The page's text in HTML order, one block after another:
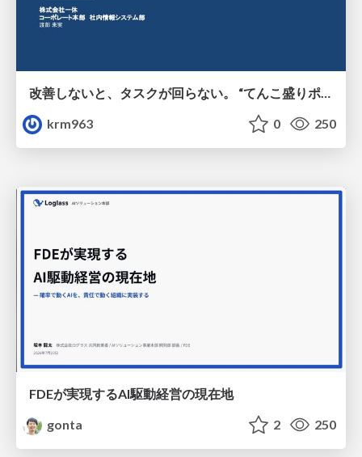
krm963
0 250
FDEが実現するAI駆動経営の現在地
gonta
2 250